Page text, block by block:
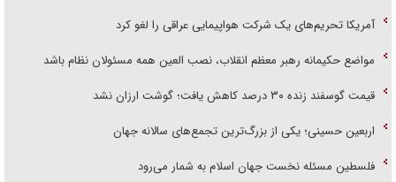
آمریکا تحریم‌های یک شرکت هواپیمایی عراقی را لغو کرد
مواضع حکیمانه رهبر معظم انقلاب، نصب العین همه مسئولان نظام باشد
قیمت گوسفند زنده ۳۰ درصد کاهش یافت؛ گوشت ارزان نشد
اربعین حسینی؛ یکی از بزرگ‌ترین تجمع‌های سالانه جهان
فلسطین مسئله نخست جهان اسلام به شمار می‌رود